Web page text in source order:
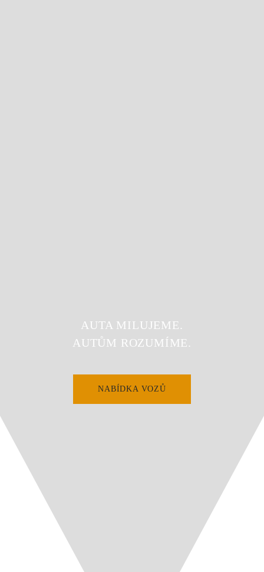
AUTA MILUJEME.
AUTŮM ROZUMÍME.
NABÍDKA VOZŮ